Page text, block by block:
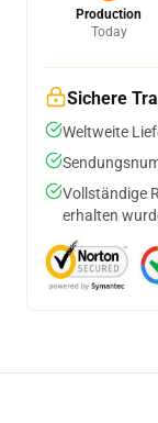
Production
Today
Sichere
Weltweite
Vollständige
erhalten